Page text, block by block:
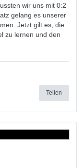
wir uns mit 0:2
gelang es unserer
Jetzt gilt es, die
zu lernen und den
Teilen